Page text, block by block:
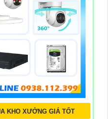
KHO XƯỞNG GIÁ TỐT